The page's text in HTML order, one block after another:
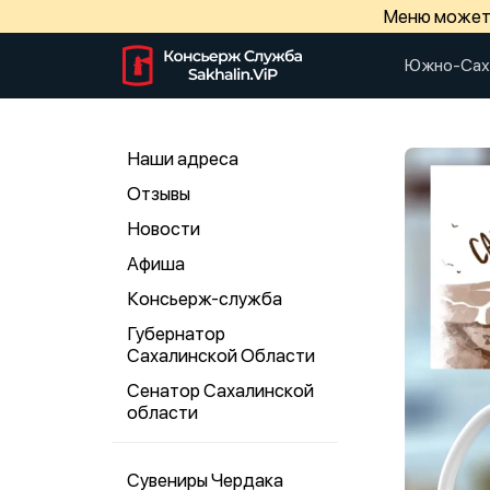
Меню может
Южно-
Наши адреса
Отзывы
Новости
Афиша
Консьерж-служба
Губернатор
Сахалинской Области
Сенатор Сахалинской
области
Сувениры Чердака